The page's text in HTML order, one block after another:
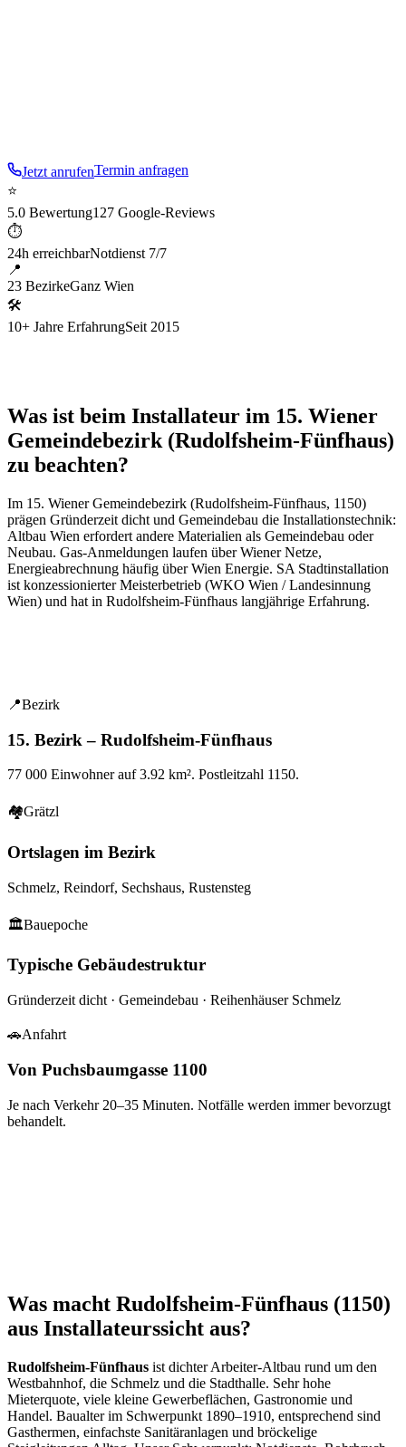
Jetzt anrufenTermin anfragen
⭐
5.0 Bewertung127 Google-Reviews
⏱
24h erreichbarNotdienst 7/7
📍
23 BezirkeGanz Wien
🛠
10+ Jahre ErfahrungSeit 2015
Was ist beim Installateur im 15. Wiener
Gemeindebezirk (Rudolfsheim-Fünfhaus)
zu beachten?
Im 15. Wiener Gemeindebezirk (Rudolfsheim-Fünfhaus, 1150)
prägen Gründerzeit dicht und Gemeindebau die Installationstechnik:
Altbau Wien erfordert andere Materialien als Gemeindebau oder
Neubau. Gas-Anmeldungen laufen über Wiener Netze,
Energieabrechnung häufig über Wien Energie. SA Stadtinstallation
ist konzessionierter Meisterbetrieb (WKO Wien / Landesinnung
Wien) und hat in Rudolfsheim-Fünfhaus langjährige Erfahrung.
📍Bezirk
15. Bezirk – Rudolfsheim-Fünfhaus
77 000 Einwohner auf3.92 km². Postleitzahl 1150.
🏘Grätzl
Ortslagen im Bezirk
Schmelz, Reindorf, Sechshaus, Rustensteg
🏛Bauepoche
Typische Gebäudestruktur
Gründerzeit dicht · Gemeindebau · Reihenhäuser Schmelz
🚗Anfahrt
Von Puchsbaumgasse 1100
Je nach Verkehr 20–35 Minuten. Notfälle werden immer bevorzugt
behandelt.
Was macht Rudolfsheim-Fünfhaus (1150)
aus Installateurssicht aus?
Rudolfsheim-Fünfhaus ist dichter Arbeiter-Altbau rund um den
Westbahnhof, die Schmelz und die Stadthalle. Sehr hohe
Mieterquote, viele kleine Gewerbeflächen, Gastronomie und
Handel. Baualter im Schwerpunkt 1890–1910, entsprechend sind
Gasthermen, einfachste Sanitäranlagen und bröckelige